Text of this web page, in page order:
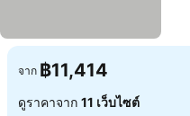
จาก ฿11,414
ดูราคาจาก 11 เว็บไซต์